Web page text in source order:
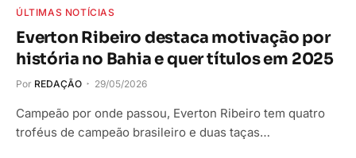
ÚLTIMAS NOTÍCIAS
Everton Ribeiro destaca motivação por
história no Bahia e quer títulos em 2025
Por REDAÇÃO 29/05/2026
Campeão por onde passou, Everton Ribeiro tem quatro
troféus de campeão brasileiro e duas taças…